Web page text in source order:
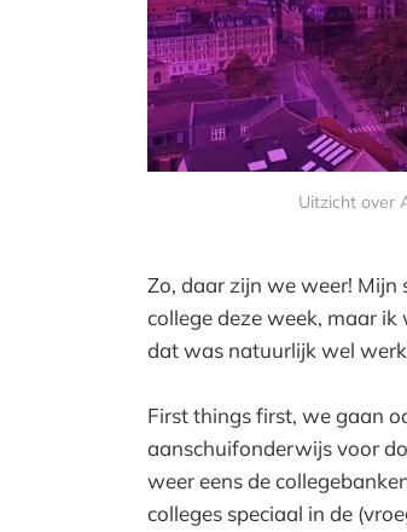
Uitzicht over
Zo, daar zijn we weer! Mijn
college deze week, maar
dat was natuurlijk wel
First things first, we gaan
aanschuifonderwijs voor
weer eens de
colleges speciaal in de